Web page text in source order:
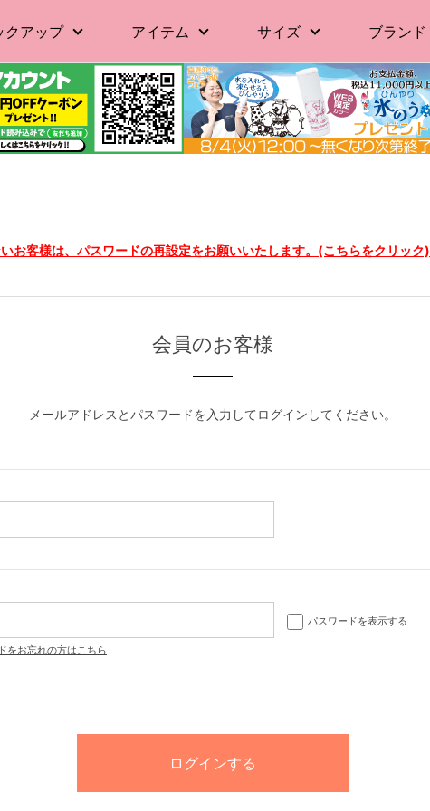
クアップ アイテム サイズ ブランド
お客様は、パスワードの再設定をお願いいたします。(こちらをクリック)
会員のお客様
メールアドレスとパスワードを入力してログインしてください。
パスワードを表示する
をお忘れの方はこちら